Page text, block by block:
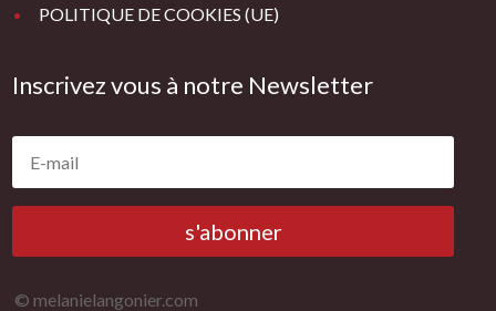
POLITIQUE DE COOKIES (UE)
Inscrivez vous à notre Newsletter
s'abonner
© melanielangonier.com